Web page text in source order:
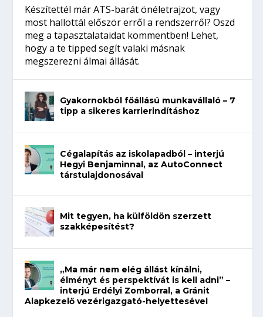
Készítettél már ATS-barát önéletrajzot, vagy
most hallottál először erről a rendszerről? Oszd
meg a tapasztalataidat kommentben! Lehet,
hogy a te tipped segít valaki másnak
megszerezni álmai állását.
Gyakornokból főállású munkavállaló – 7
tipp a sikeres karrierindításhoz
Cégalapítás az iskolapadból – interjú
Hegyi Benjaminnal, az AutoConnect
társtulajdonosával
Mit tegyen, ha külföldön szerzett
szakképesítést?
„Ma már nem elég állást kínálni,
élményt és perspektívát is kell adni” –
interjú Erdélyi Zomborral, a Gránit
Alapkezelő vezérigazgató-helyettesével